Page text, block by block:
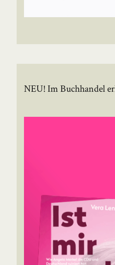
NEU! Im Buchhandel